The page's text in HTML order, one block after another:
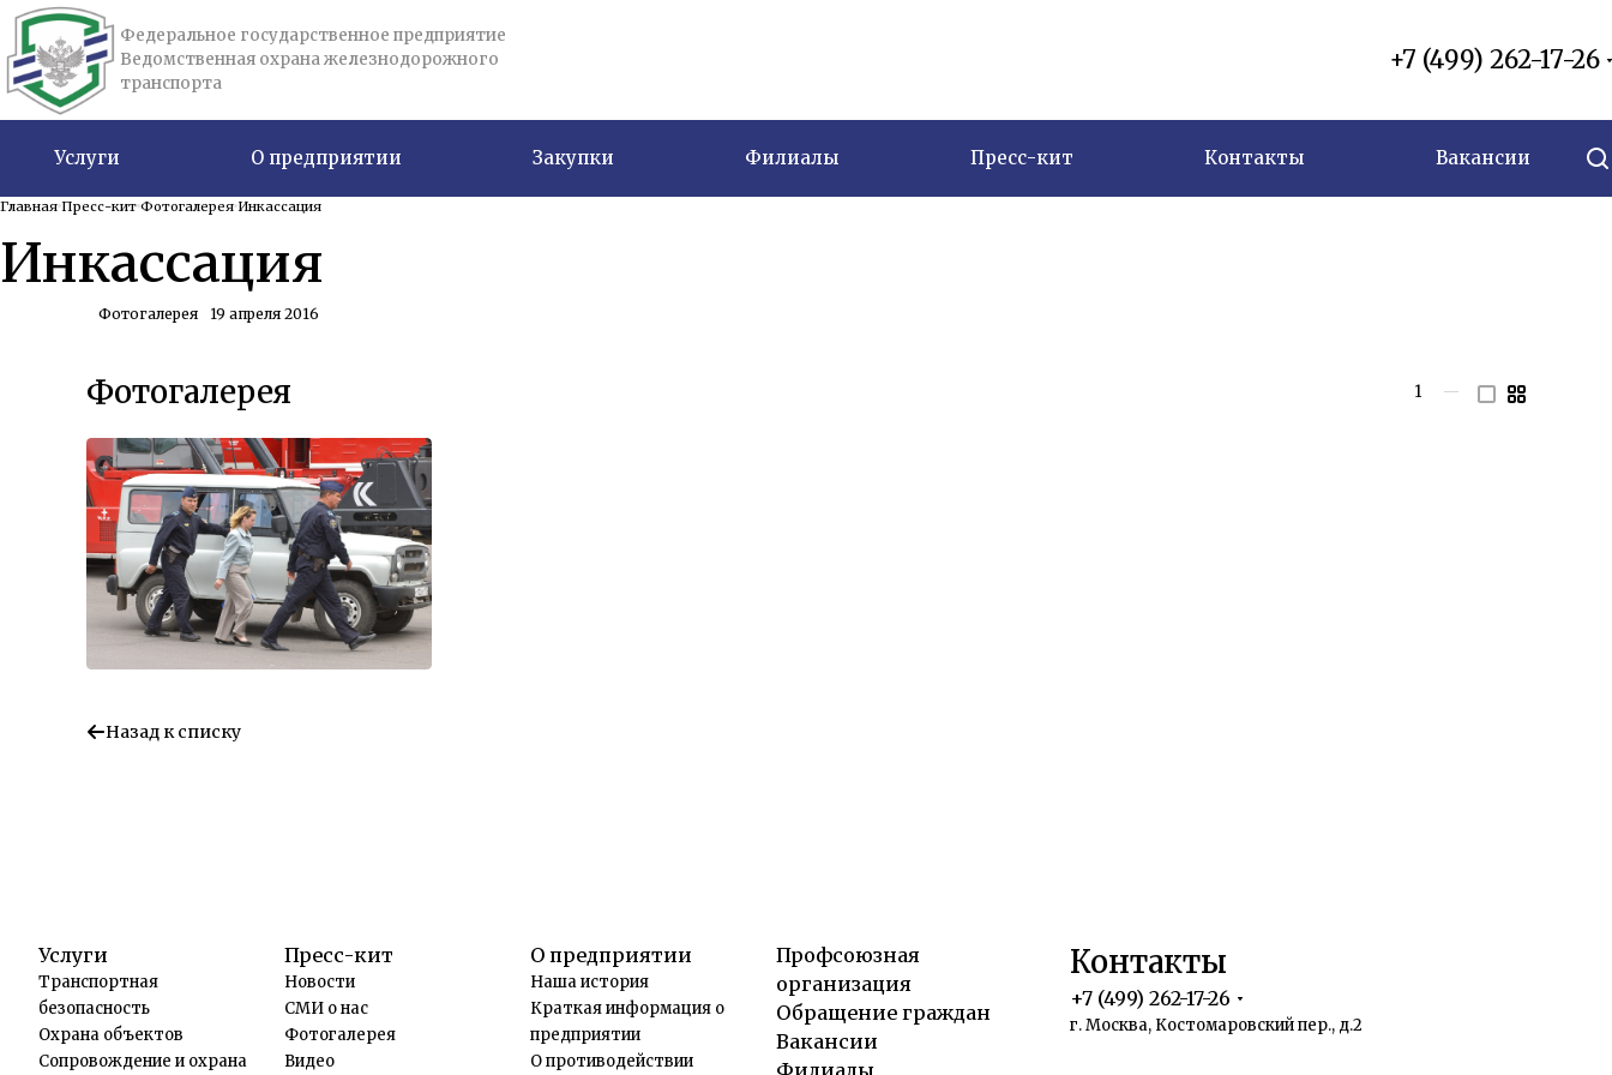
Федеральное государственное предприятие
Ведомственная охрана железнодорожного
транспорта
+7 (499) 262-17-26
Услуги О предприятии Закупки Филиалы Пресс-кит Контакты Вакансии
Главная Пресс-кит Фотогалерея Инкассация
Инкассация
Фотогалерея 19 апреля 2016
Фотогалерея 1 —
Назад к списку
Услуги
Транспортная
безопасность
Охрана объектов
Сопровождение и охрана
Пресс-кит
Новости
СМИ о нас
Фотогалерея
Видео
О предприятии
Наша история
Краткая информация о
предприятии
О противодействии
Профсоюзная
организация
Обращение граждан
Вакансии
Филиалы
Контакты
+7 (499) 262-17-26
г. Москва, Костомаровский пер., д.2